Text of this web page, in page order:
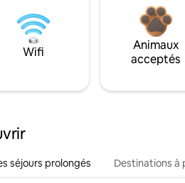
Wifi
Animaux
acceptés
séjours prolongés Destinations à